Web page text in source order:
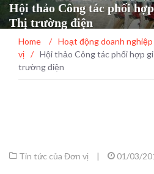
Hội thảo Công tác phối
Thị trường điện
Home / Hoạt động doanh nghiệp
vị / Hội thảo Công tác phối hợp
trường điện
Tin tức của Đơn vị | 01/03/